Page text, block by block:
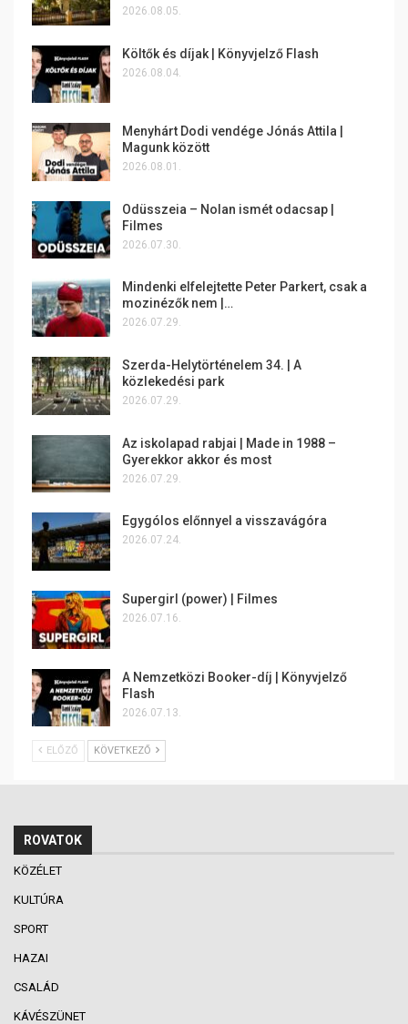
2026.08.05.
Költők és díjak | Könyvjelző Flash
2026.08.04.
Menyhárt Dodi vendége Jónás Attila |
Magunk között
2026.08.01.
Odüsszeia – Nolan ismét odacsap |
Filmes
2026.07.30.
Mindenki elfelejtette Peter Parkert, csak a
mozinézők nem |…
2026.07.29.
Szerda-Helytörténelem 34. | A
közlekedési park
2026.07.29.
Az iskolapad rabjai | Made in 1988 –
Gyerekkor akkor és most
2026.07.29.
Egygólos előnnyel a visszavágóra
2026.07.24.
Supergirl (power) | Filmes
2026.07.16.
A Nemzetközi Booker-díj | Könyvjelző
Flash
2026.07.13.
ELŐZŐ KÖVETKEZŐ
ROVATOK
KÖZÉLET
KULTÚRA
SPORT
HAZAI
CSALÁD
KÁVÉSZÜNET